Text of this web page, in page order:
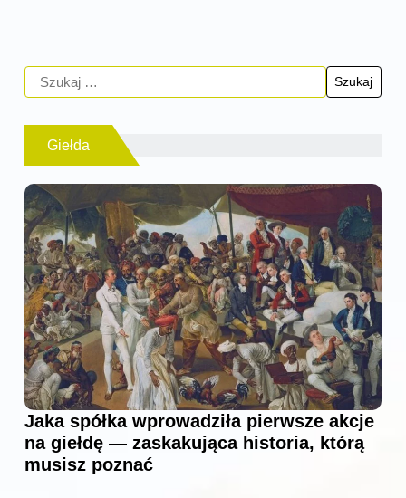
Giełda
Jaka spółka wprowadziła pierwsze akcje
na giełdę — zaskakująca historia, którą
musisz poznać